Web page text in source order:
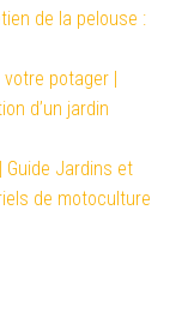
de la pelouse :
potager |
d’un jardin
Guide Jardins et
de motoculture